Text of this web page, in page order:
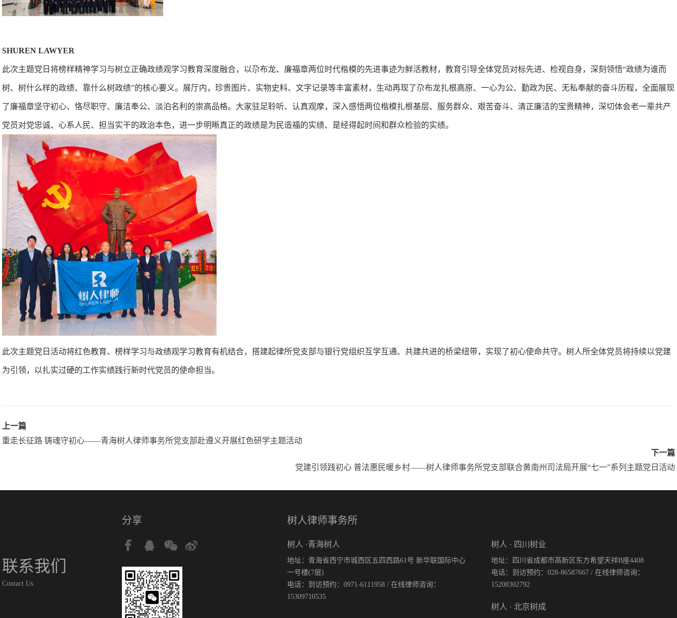
SHUREN LAWYER
此次主题党日将榜样精神学习与树立正确政绩观学习教育深度融合，以尕布龙、廉福章两位时代楷模的先进事迹为鲜活教材，教育引导全体党员对标先进、检视自身，深刻领悟“政绩为谁而
树、树什么样的政绩、靠什么树政绩”的核心要义。展厅内，珍贵图片、实物史料、文字记录等丰富素材，生动再现了尕布龙扎根高原、一心为公、勤政为民、无私奉献的奋斗历程，全面展现
了廉福章坚守初心、恪尽职守、廉洁奉公、淡泊名利的崇高品格。大家驻足聆听、认真观摩，深入感悟两位楷模扎根基层、服务群众、艰苦奋斗、清正廉洁的宝贵精神，深切体会老一辈共产
党员对党忠诚、心系人民、担当实干的政治本色，进一步明晰真正的政绩是为民造福的实绩、是经得起时间和群众检验的实绩。
此次主题党日活动将红色教育、榜样学习与政绩观学习教育有机结合，搭建起律所党支部与银行党组织互学互通、共建共进的桥梁纽带，实现了初心使命共守。树人所全体党员将持续以党建
为引领，以扎实过硬的工作实绩践行新时代党员的使命担当。
上一篇
重走长征路 铸魂守初心——青海树人律师事务所党支部赴遵义开展红色研学主题活动
下一篇
党建引领践初心 普法惠民暖乡村——树人律师事务所党支部联合黄南州司法局开展“七一”系列主题党日活动
联系我们
Contact Us
分享 树人律师事务所
树人 ·青海树人
地址：青海省西宁市城西区五四西路61号 新华联国际中心
一号楼(7层)
电话：到访预约：0971-6111958 / 在线律师咨询：
15309710535
树人 · 四川树业
地址：四川省成都市高新区东方希望天祥B座4408
电话：到访预约：028-86587667 / 在线律师咨询：
15208302792
树人 · 北京树成